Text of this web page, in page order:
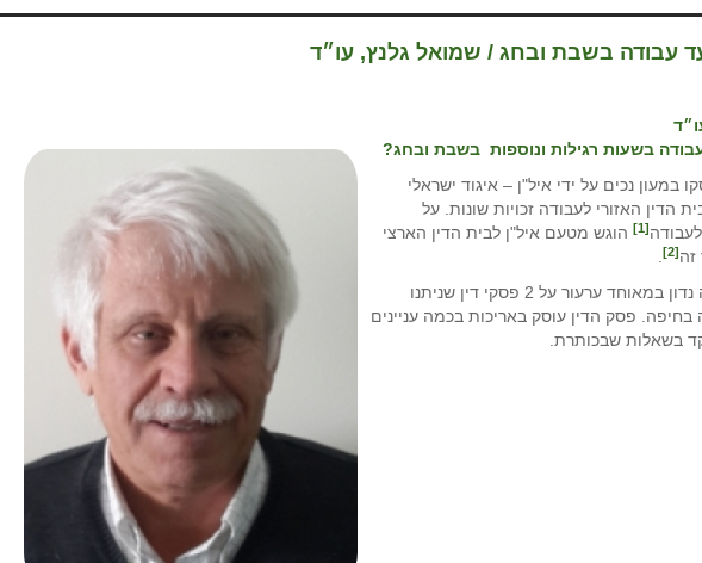
עבודה בשבת ובחג / שמואל גלנץ, עו״ד
בשעות רגילות ונוספות בשבת ובחג?
במעון נכים על ידי איל"ן – איגוד ישראלי
הדין האזורי לעבודה זכויות שונות. על
[1]
הוגש מטעם איל"ן לבית הדין הארצי
זה[2]
בבית הדין הארצי לעבודה נדון במאוחד ערעור על 2 פסקי דין שניתנו
בחיפה. פסק הדין עוסק באריכות בכמה עניינים
בשאלות שבכותרת.